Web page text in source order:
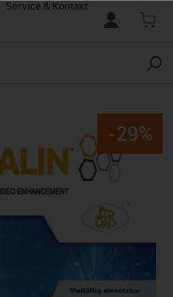
Service & Kontakt
-29%